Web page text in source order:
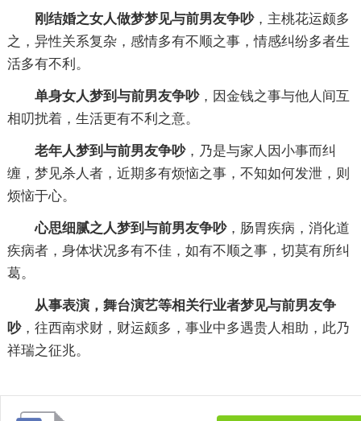
刚结婚之女人做梦梦见与前男友争吵，主桃花运颇多
之，异性关系复杂，感情多有不顺之事，情感纠纷多者生
活多有不利。
单身女人梦到与前男友争吵，因金钱之事与他人间互
相叨扰着，生活更有不利之意。
老年人梦到与前男友争吵，乃是与家人因小事而纠
缠，梦见杀人者，近期多有烦恼之事，不知如何发泄，则
烦恼于心。
心思细腻之人梦到与前男友争吵，肠胃疾病，消化道
疾病者，身体状况多有不佳，如有不顺之事，切莫有所纠
葛。
从事表演，舞台演艺等相关行业者梦见与前男友争
吵，往西南求财，财运颇多，事业中多遇贵人相助，此乃
祥瑞之征兆。